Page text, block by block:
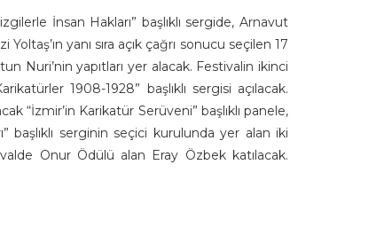
İnsan Hakları” başlıklı sergide, Arnavut
yanı sıra açık çağrı sonucu seçilen 17
Nuri’nin yapıtları yer alacak. Festivalin ikinci
1908-1928” başlıklı sergisi açılacak.
“İzmir’in Karikatür Serüveni” başlıklı panele,
başlıklı serginin seçici kurulunda yer alan iki
Onur Ödülü alan Eray Özbek katılacak.